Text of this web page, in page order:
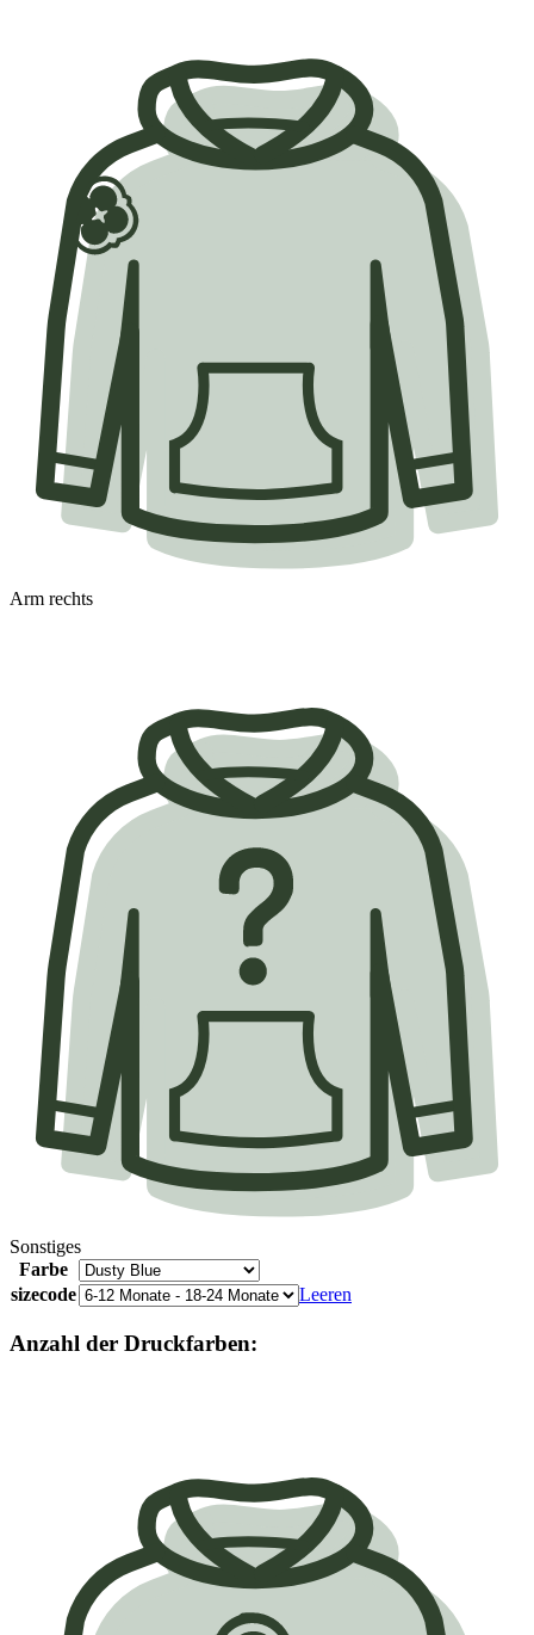
Arm rechts
Sonstiges
Farbe
sizecode
Leeren
Anzahl der Druckfarben: